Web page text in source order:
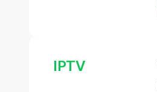
IPTV